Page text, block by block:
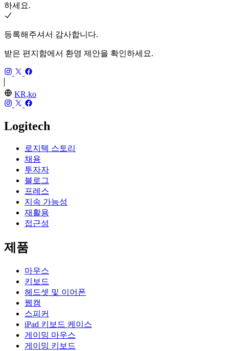
하세요.
등록해주셔서 감사합니다.
받은 편지함에서 환영 제안을 확인하세요.
KR,ko
Logitech
로지텍 스토리
채용
투자자
블로그
프레스
지속 가능성
재활용
접근성
제품
마우스
키보드
헤드셋 및 이어폰
웹캠
스피커
iPad 키보드 케이스
게이밍 마우스
게이밍 키보드